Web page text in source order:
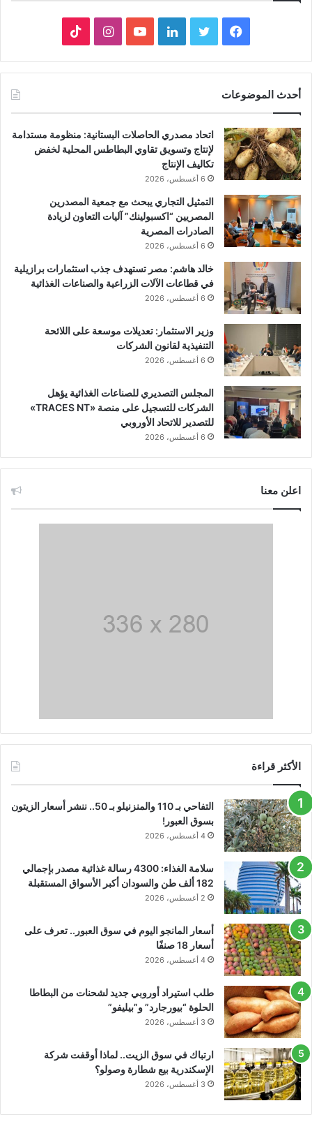
فيسبوك تويتر لينكدإنيوتيوبانستقرام
أحدث الموضوعات
اتحاد مصدري الحاصلات البستانية: منظومة مستدامة
لإنتاج وتسويق تقاوي البطاطس المحلية لخفض
تكاليف الإنتاج
6 أغسطس، 2026
التمثيل التجاري يبحث مع جمعية المصدرين
المصريين “اكسبولينك” آليات التعاون لزيادة
الصادرات المصرية
6 أغسطس، 2026
خالد هاشم: مصر تستهدف جذب استثمارات برازيلية
في قطاعات الآلات الزراعية والصناعات الغذائية
6 أغسطس، 2026
وزير الاستثمار: تعديلات موسعة على اللائحة
التنفيذية لقانون الشركات
6 أغسطس، 2026
المجلس التصديري للصناعات الغذائية يؤهل
الشركات للتسجيل على منصة «TRACES NT»
للتصدير للاتحاد الأوروبي
6 أغسطس، 2026
اعلن معنا
الأكثر قراءة
التفاحي بـ 110 والمنزنيلو بـ 50.. ننشر أسعار الزيتون
بسوق العبور!
4 أغسطس، 2026
سلامة الغذاء: 4300 رسالة غذائية مصدر بإجمالي
182 ألف طن والسودان أكبر الأسواق المستقبلة
2 أغسطس، 2026
أسعار المانجو اليوم في سوق العبور.. تعرف على
أسعار 18 صنفًا
4 أغسطس، 2026
طلب استيراد أوروبي جديد لشحنات من البطاطا
الحلوة “بيورجارد” و”بيليفو”
3 أغسطس، 2026
ارتباك في سوق الزيت.. لماذا أوقفت شركة
الإسكندرية بيع شطارة وصولو؟
3 أغسطس، 2026